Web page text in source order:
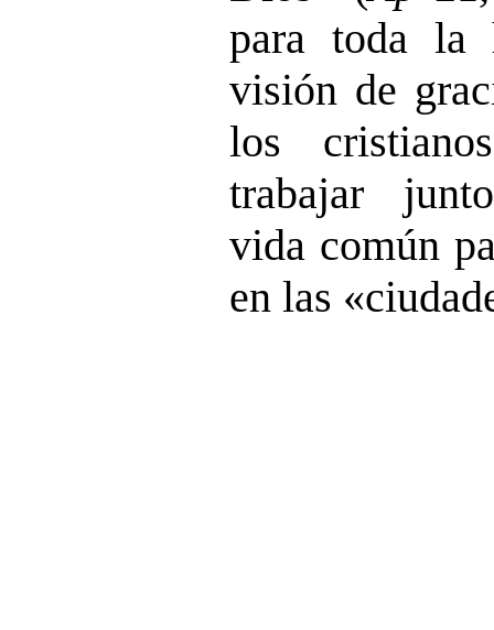
para toda la
visión de
los
trabajar
vida común
en las